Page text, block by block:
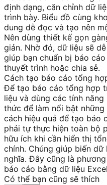
định dạng, căn chỉnh dữ
trình bày. Biểu đồ cùng
dung dễ đọc và tạo nên
Nên dùng thiết kế gọn
giản. Nhờ đó, dữ liệu sẽ
giúp bạn chuẩn bị báo
thuyết trình hoặc chia sẻ.
Cách tạo báo cáo tổng
Để tạo báo cáo tổng hợp
liệu và dùng các tính
thức để làm nổi bật
cách hiệu quả để tạo báo
phải tự thực hiện toàn bộ
hữu ích khi cần hiển thị
chính. Chúng giúp biến
nghĩa. Đây cũng là
báo cáo bằng dữ liệu
Có thể bạn cũng sẽ thích